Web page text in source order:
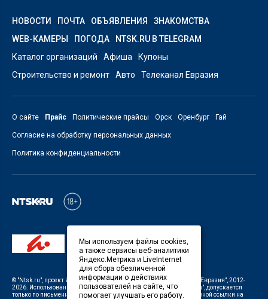
НОВОСТИ ПОЧТА ОБЪЯВЛЕНИЯ
ЗНАКОМСТВА
WEB-КАМЕРЫ
ПОГОДА
NTSK.RU В TELEGRAM
Каталог организаций
Афиша
Купоны
Строительство и ремонт
Авто Телеканал Евразия
О сайте Прайс Политические прайсы Орск Оренбург Гай
Согласие на обработку персональных данных
Политика конфиденциальности
© "Ntsk.ru" , проект ИП Савин В.В. Служба информации: ООО "ТРК "Евразия" , 2012-
2026. Использование материалов, размещенных на сайте
"Ntsk.ru" , допускается
только по письменному разрешению Редакции с указанием активной ссылки на
Мы используем файлы cookies,
а также сервисы веб-аналитики
Яндекс.Метрика и LiveInternet
для сбора обезличенной
информации о действиях
пользователей на сайте, что
помогает улучшать его работу.